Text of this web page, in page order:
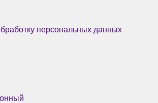
персональных данных